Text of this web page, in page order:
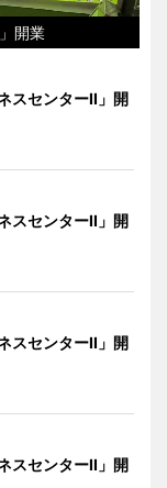
開業
スセンターII」開
スセンターII」開
スセンターII」開
スセンターII」開